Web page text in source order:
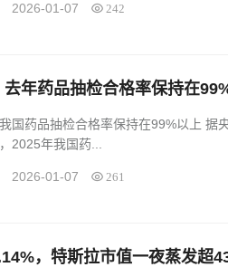
2026-01-07 242
年药品抽检合格率保持在
格率保持在99%以上 据央视新闻客户端1月6日消息，记者今天从国
2025年我国药...
2026-01-07 261
，特斯拉市值一夜蒸发超